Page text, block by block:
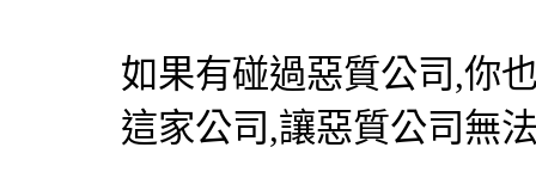
如果有碰過惡質公司,你
這家公司,讓惡質公司無